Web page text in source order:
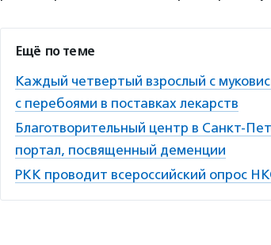
Ещё по теме
Каждый четвертый взрослый с
с перебоями в поставках лекарств
Благотворительный центр в Санкт-
портал, посвященный деменции
РКК проводит всероссийский опрос